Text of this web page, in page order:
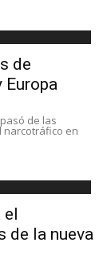
de
Europa
de las
narcotráfico en
el
de la nueva